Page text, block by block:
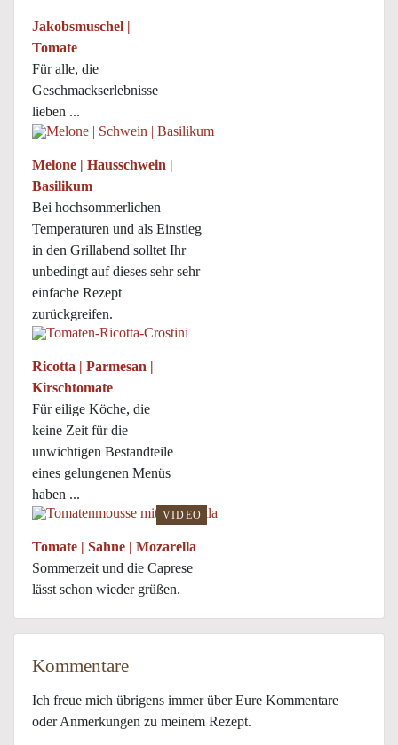
Jakobsmuschel |
Tomate
Für alle, die
Geschmackserlebnisse
lieben ...
Melone | Hausschwein |
Basilikum
Bei hochsommerlichen
Temperaturen und als Einstieg
in den Grillabend solltet Ihr
unbedingt auf dieses sehr sehr
einfache Rezept
zurückgreifen.
Ricotta | Parmesan |
Kirschtomate
Für eilige Köche, die
keine Zeit für die
unwichtigen Bestandteile
eines gelungenen Menüs
haben ...
VIDEO
Tomate | Sahne | Mozarella
Sommerzeit und die Caprese
lässt schon wieder grüßen.
Kommentare
Ich freue mich übrigens immer über Eure Kommentare
oder Anmerkungen zu meinem Rezept.